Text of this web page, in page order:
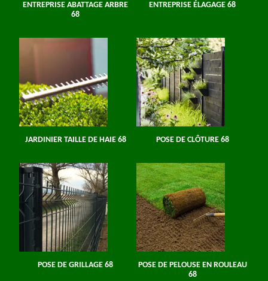
ENTREPRISE ABATTAGE ARBRE
68
ENTREPRISE ÉLAGAGE 68
JARDINIER TAILLE DE HAIE 68 POSE DE CLÔTURE 68
POSE DE GRILLAGE 68
POSE DE PELOUSE EN ROULEAU
68